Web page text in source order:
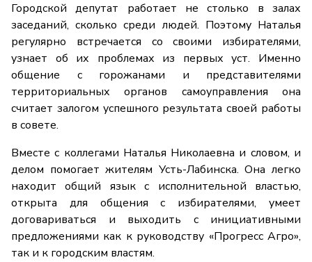
Городской депутат работает не столько в залах
заседаний, сколько среди людей. Поэтому Наталья
регулярно встречается со своими избирателями,
узнает об их проблемах из первых уст. Именно
общение с горожанами и представителями
территориальных органов самоуправления она
считает залогом успешного результата своей работы
в совете.
Вместе с коллегами Наталья Николаевна и словом, и
делом помогает жителям Усть-Лабинска. Она легко
находит общий язык с исполнительной властью,
открыта для общения с избирателями, умеет
договариваться и выходить с инициативными
предложениями как к руководству «Прогресс Агро»,
так и к городским властям.